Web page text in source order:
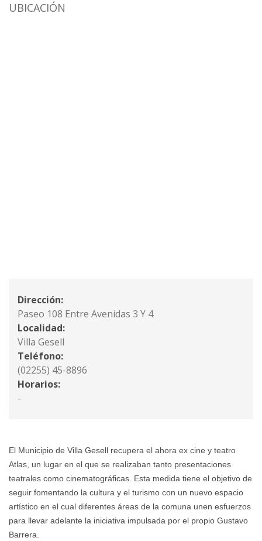
UBICACIÓN
Dirección:
Paseo 108 Entre Avenidas 3 Y 4
Localidad:
Villa Gesell
Teléfono:
(02255) 45-8896
Horarios:
-
El Municipio de Villa Gesell recupera el ahora ex cine y teatro
Atlas, un lugar en el que se realizaban tanto presentaciones
teatrales como cinematográficas. Esta medida tiene el objetivo de
seguir fomentando la cultura y el turismo con un nuevo espacio
artístico en el cual diferentes áreas de la comuna unen esfuerzos
para llevar adelante la iniciativa impulsada por el propio Gustavo
Barrera.